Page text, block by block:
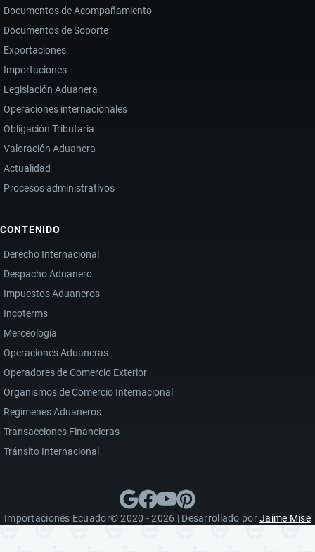
Documentos de Acompañamiento
Documentos de Soporte
Exportaciones
Importaciones
Legislación Aduanera
Operaciones internacionales
Obligación Tributaria
Valoración Aduanera
Actualidad
Procesos administrativos
CONTENIDO
Derecho Internacional
Despacho Aduanero
Impuestos Aduaneros
Incoterms
Merceología
Operaciones Aduaneras
Operadores de Comercio Exterior
Organismos de Comercio Internacional
Regímenes Aduaneros
Transacciones Financieras
Tránsito Internacional
Importaciones Ecuador© 2020 - 2026 | Desarrollado porJaime Mise